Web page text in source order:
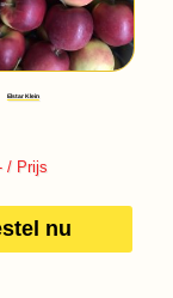
Elstar Klein
/ Prijs
nu